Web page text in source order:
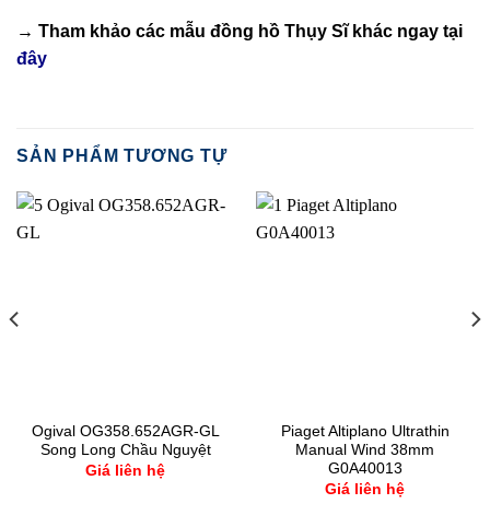
→ Tham khảo các mẫu đồng hồ Thụy Sĩkhác ngay tại
đây
SẢN PHẨM TƯƠNG TỰ
Ogival OG358.652AGR-GL
Song Long Chầu Nguyệt
Giá liên hệ
Piaget Altiplano Ultrathin
Manual Wind 38mm
G0A40013
Giá liên hệ